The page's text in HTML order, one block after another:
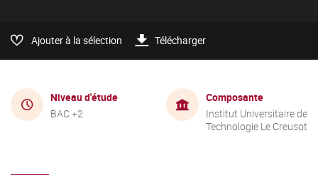
Ajouter à la sélection Télécharger
Niveau d'étude
BAC +2
Composante
Institut Universitaire de
Technologie Le Creusot